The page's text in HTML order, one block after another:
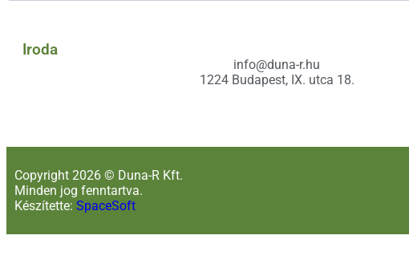
Iroda
info@duna-r.hu
1224 Budapest, IX. utca 18.
Copyright 2026 © Duna-R Kft.
Minden jog fenntartva.
Készítette: SpaceSoft